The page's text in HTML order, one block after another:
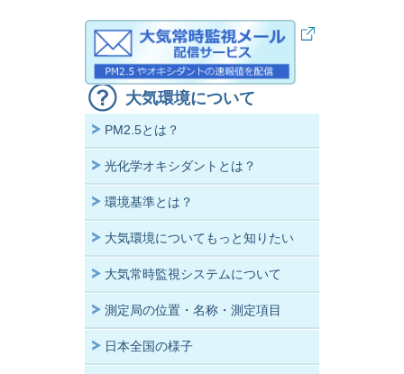
大気環境について
PM2.5とは？
光化学オキシダントとは？
環境基準とは？
大気環境についてもっと知りたい
大気常時監視システムについて
測定局の位置・名称・測定項目
日本全国の様子